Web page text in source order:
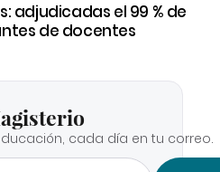
adjudicadas el 99 % de
de docentes
cada día en tu correo.